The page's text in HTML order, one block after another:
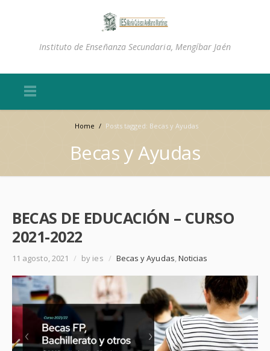
Instituto de Enseñanza Secundaria, Mengíbar Jaén
Home / Posts tagged: Becas y Ayudas
Becas y Ayudas
BECAS DE EDUCACIÓN – CURSO
2021-2022
11 agosto, 2021 / by ies / Becas y Ayudas,Noticias